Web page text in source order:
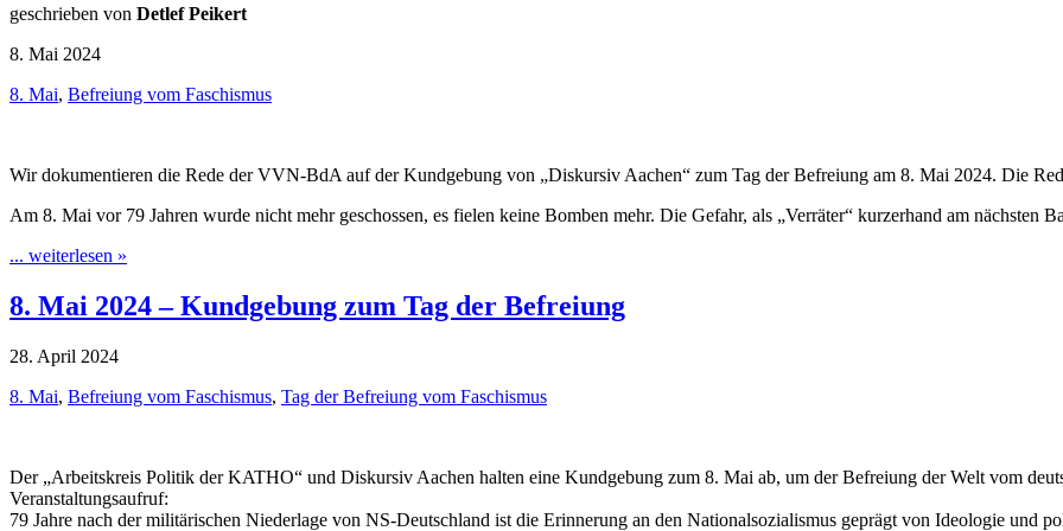
geschrieben von Detlef Peikert
8. Mai 2024
8. Mai, Befreiung vom Faschismus
Wir dokumentieren die Rede der VVN-BdA auf der Kundgebung von „Diskursiv Aachen“ zum Tag der Befreiung am 8. Mai 2024. Die
Am 8. Mai vor 79 Jahren wurde nicht mehr geschossen, es fielen keine Bomben mehr. Die Gefahr, als „Verräter“ kurzerhand am nächsten
... weiterlesen »
8. Mai 2024 – Kundgebung zum Tag der Befreiung
28. April 2024
8. Mai, Befreiung vom Faschismus, Tag der Befreiung vom Faschismus
Der „Arbeitskreis Politik der KATHO“ und Diskursiv Aachen halten eine Kundgebung zum 8. Mai ab, um der Befreiung der Welt vom
Veranstaltungsaufruf:
79 Jahre nach der militärischen Niederlage von NS-Deutschland ist die Erinnerung an den Nationalsozialismus geprägt von Ideologie und